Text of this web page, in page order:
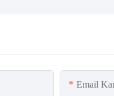
Email